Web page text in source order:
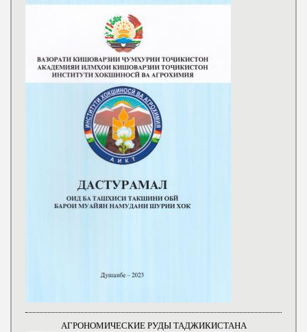
АГРОНОМИЧЕСКИЕ РУДЫ ТАДЖИКИСТАНА